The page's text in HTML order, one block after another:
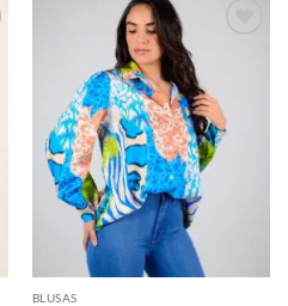
deseos
BLUSAS